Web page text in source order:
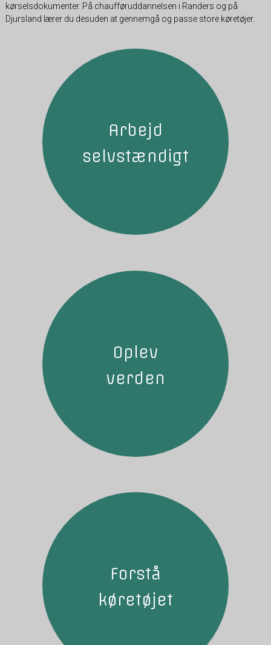
kørselsdokumenter. På chaufføruddannelsen i Randers og på
Djursland lærer du desuden at gennemgå og passe store køretøjer.
Arbejd
selvstændigt
Oplev
verden
Forstå
køretøjet